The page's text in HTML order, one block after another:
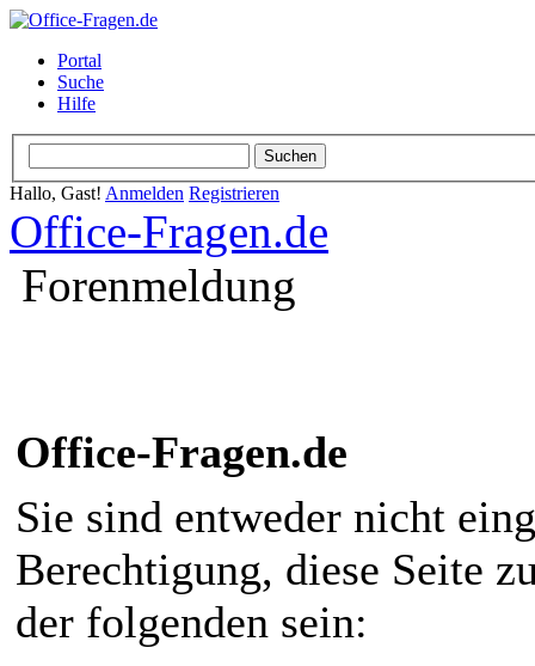
Portal
Suche
Hilfe
Hallo, Gast! Anmelden Registrieren
Office-Fragen.de
Forenmeldung
Office-Fragen.de
Sie sind entweder nicht
Berechtigung, diese Seite
der folgenden sein: